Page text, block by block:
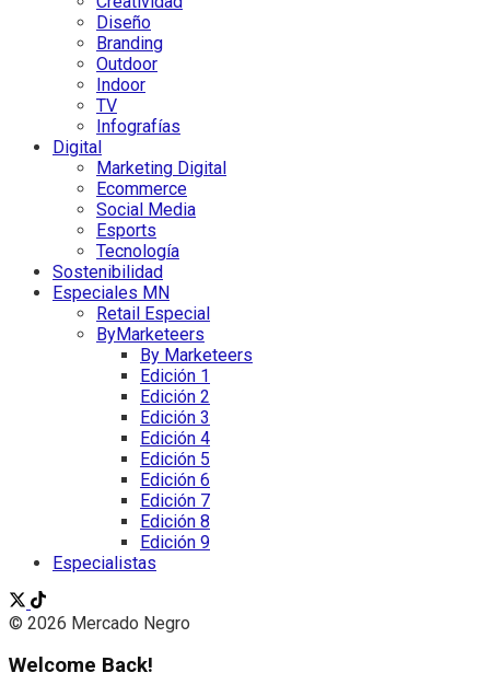
Diseño
Branding
Outdoor
Indoor
TV
Infografías
Digital
Marketing Digital
Ecommerce
Social Media
Esports
Tecnología
Sostenibilidad
Especiales MN
Retail Especial
ByMarketeers
By Marketeers
Edición 1
Edición 2
Edición 3
Edición 4
Edición 5
Edición 6
Edición 7
Edición 8
Edición 9
Especialistas
© 2026 Mercado Negro
Welcome Back!